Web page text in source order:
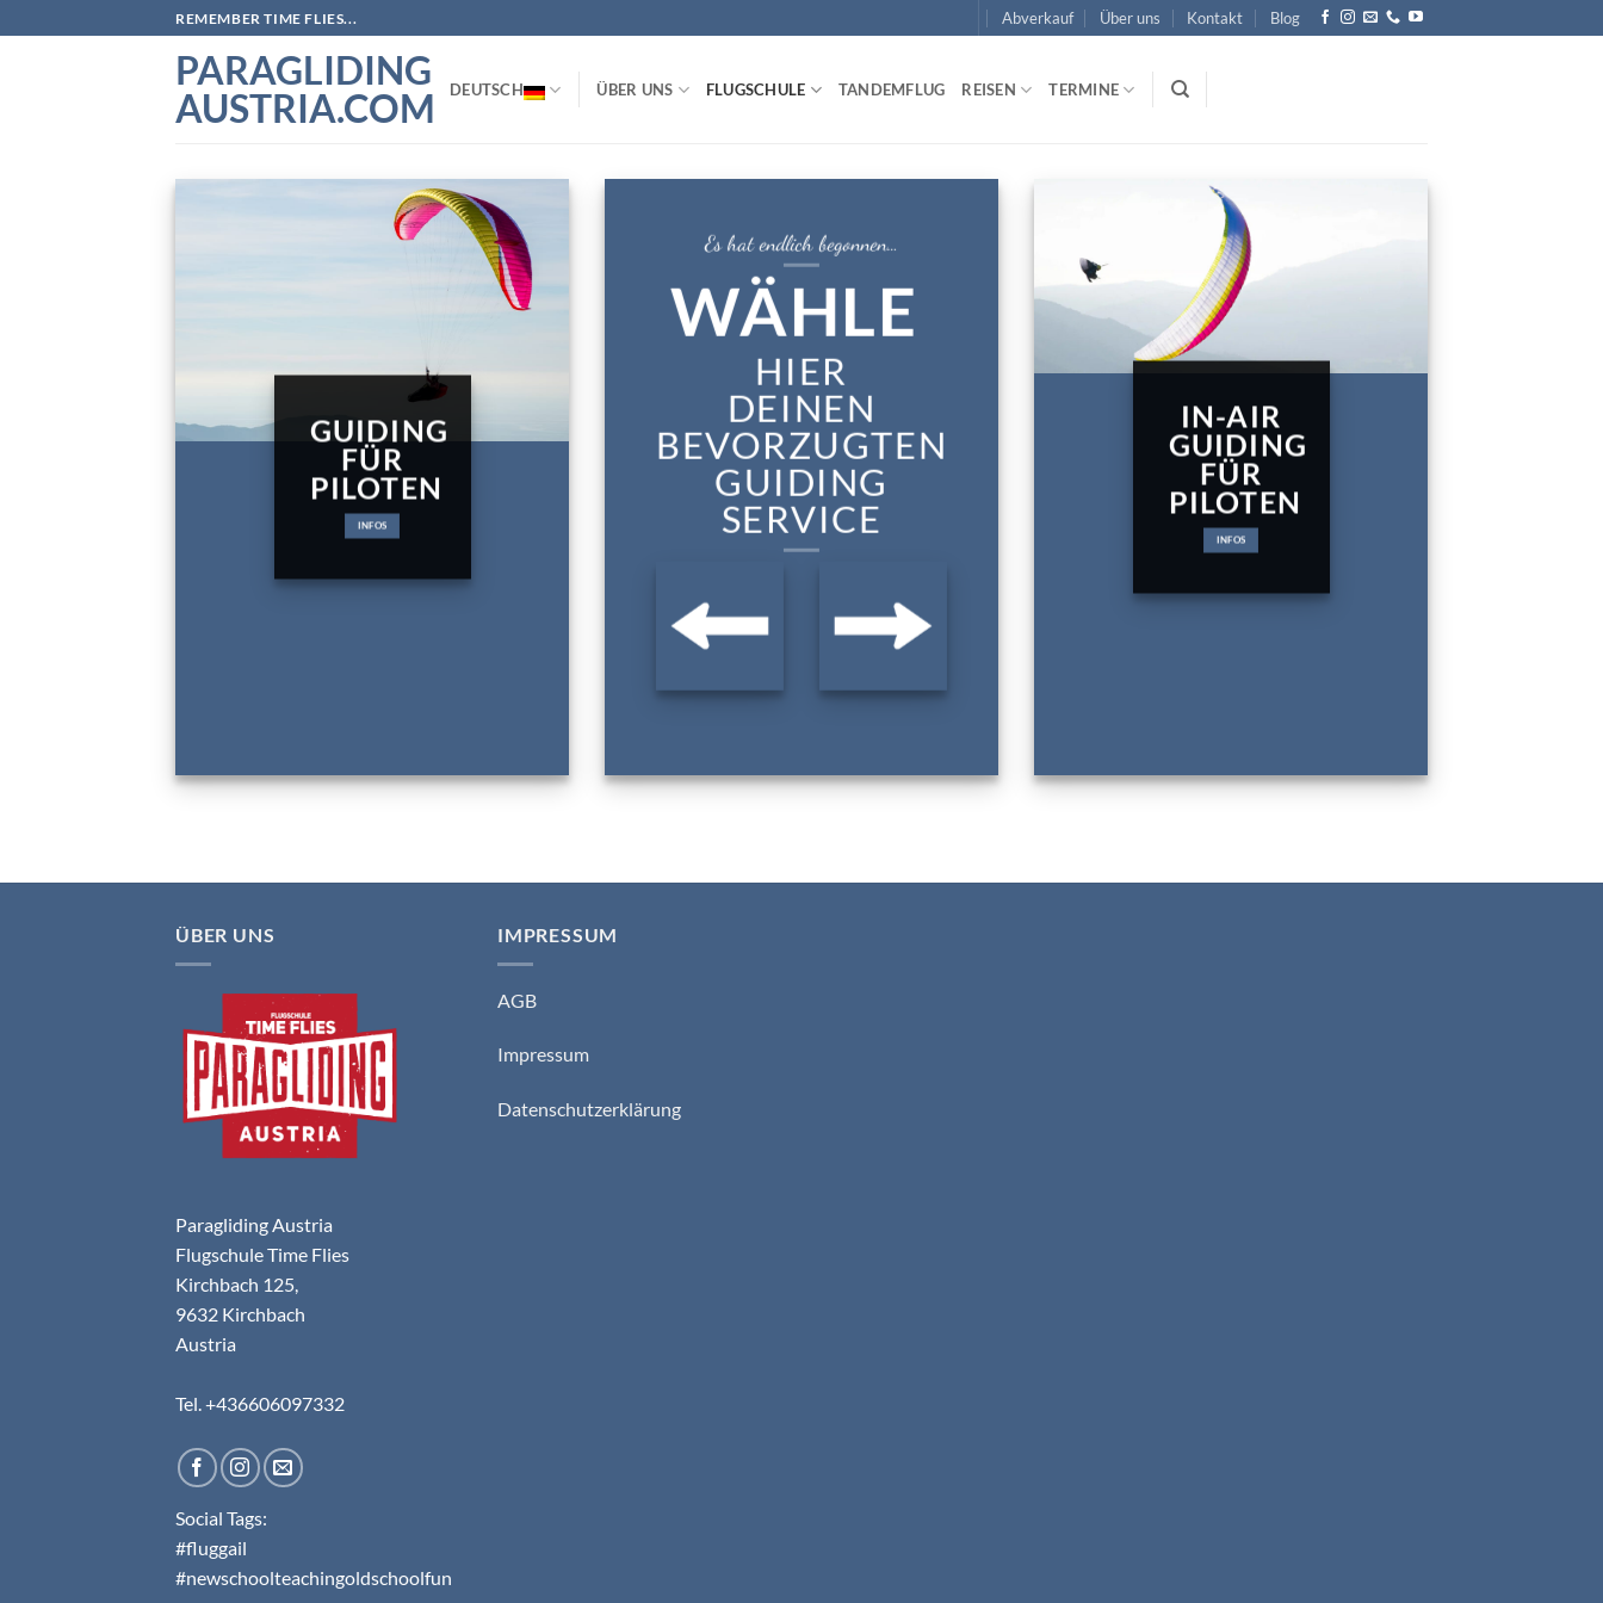
Inhalt
REMEMBER TIME FLIES... Abverkauf Über uns Kontakt Blog
PARAGLIDING
AUSTRIA.COM
DEUTSCH ÜBER UNS FLUGSCHULE TANDEMFLUG REISEN TERMINE
GUIDING
FÜR
PILOTEN
INFOS
Es hat endlich begonnen…
WÄHLE
HIER
DEINEN
BEVORZUGTEN
GUIDING
SERVICE
IN-AIR
GUIDING
FÜR
PILOTEN
INFOS
ÜBER UNS
Paragliding Austria
Flugschule Time Flies
Kirchbach 125,
9632 Kirchbach
Austria
Tel. +436606097332
Social Tags:
#fluggail
#newschoolteachingoldschoolfun
IMPRESSUM
AGB
Impressum
Datenschutzerklärung